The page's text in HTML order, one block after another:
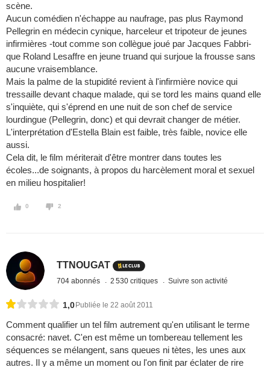
scène.
Aucun comédien n'échappe au naufrage, pas plus Raymond
Pellegrin en médecin cynique, harceleur et tripoteur de jeunes
infirmières -tout comme son collègue joué par Jacques Fabbri-
que Roland Lesaffre en jeune truand qui surjoue la frousse sans
aucune vraisemblance.
Mais la palme de la stupidité revient à l'infirmière novice qui
tressaille devant chaque malade, qui se tord les mains quand elle
s'inquiète, qui s'éprend en une nuit de son chef de service
lourdingue (Pellegrin, donc) et qui devrait changer de métier.
L'interprétation d'Estella Blain est faible, très faible, novice elle
aussi.
Cela dit, le film mériterait d'être montrer dans toutes les
écoles...de soignants, à propos du harcèlement moral et sexuel
en milieu hospitalier!
0 2
TTNOUGAT
704 abonnés 2 530 critiques Suivre son activité
1,0 Publiée le 22 août 2011
Comment qualifier un tel film autrement qu'en utilisant le terme
consacré: navet. C'en est même un tombereau tellement les
séquences se mélangent, sans queues ni tètes, les unes aux
autres. Il y a même un moment ou l'on finit par éclater de rire